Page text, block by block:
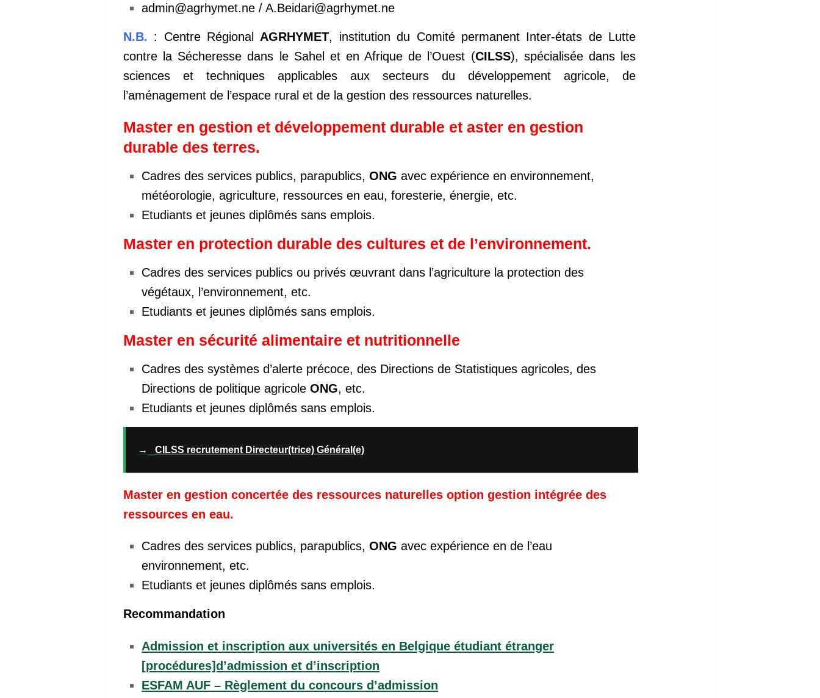
admin@agrhymet.ne / A.Beidari@agrhymet.ne
N.B. : Centre Régional AGRHYMET, institution du Comité permanent Inter-états de Lutte
contre la Sécheresse dans le Sahel et en Afrique de l’Ouest (CILSS), spécialisée dans les
sciences et techniques applicables aux secteurs du développement agricole, de
l’aménagement de l’espace rural et de la gestion des ressources naturelles.
Master en gestion et développement durable et aster en gestion
durable des terres.
Cadres des services publics, parapublics, ONG avec expérience en environnement,
météorologie, agriculture, ressources en eau, foresterie, énergie, etc.
Etudiants et jeunes diplômés sans emplois.
Master en protection durable des cultures et de l’environnement.
Cadres des services publics ou privés œuvrant dans l’agriculture la protection des
végétaux, l’environnement, etc.
Etudiants et jeunes diplômés sans emplois.
Master en sécurité alimentaire et nutritionnelle
Cadres des systèmes d’alerte précoce, des Directions de Statistiques agricoles, des
Directions de politique agricole ONG, etc.
Etudiants et jeunes diplômés sans emplois.
→ CILSS recrutement Directeur(trice) Général(e)
Master en gestion concertée des ressources naturelles option gestion intégrée des
ressources en eau.
Cadres des services publics, parapublics, ONG avec expérience en de l’eau
environnement, etc.
Etudiants et jeunes diplômés sans emplois.
Recommandation
Admission et inscription aux universités en Belgique étudiant étranger
[procédures]d’admission et d’inscription
ESFAM AUF – Règlement du concours d’admission